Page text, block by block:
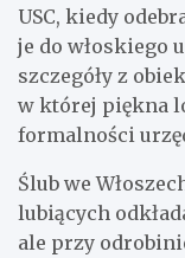
USC, kiedy
je do włoskiego
szczegóły z
w której piękna
formalności
Ślub we
lubiących
ale przy